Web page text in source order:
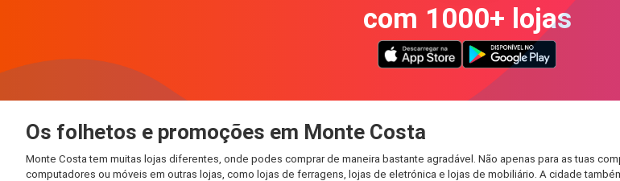
com 1000+ lojas
Os folhetos e promoções em Monte Costa
Monte Costa tem muitas lojas diferentes, onde podes comprar de maneira bastante agradável. Não apenas para as tuas
computadores ou móveis em outras lojas, como lojas de ferragens, lojas de eletrónica e lojas de mobiliário. A cidade